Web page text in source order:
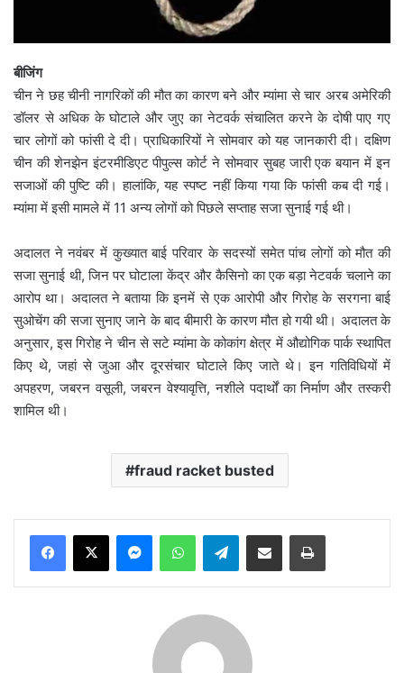
बीजिंग
चीन ने छह चीनी नागरिकों की मौत का कारण बने और म्यांमा से चार अरब अमेरिकी
डॉलर से अधिक के घोटाले और जुए का नेटवर्क संचालित करने के दोषी पाए गए
चार लोगों को फांसी दे दी। प्राधिकारियों ने सोमवार को यह जानकारी दी। दक्षिण
चीन की शेनझेन इंटरमीडिएट पीपुल्स कोर्ट ने सोमवार सुबह जारी एक बयान में इन
सजाओं की पुष्टि की। हालांकि, यह स्पष्ट नहीं किया गया कि फांसी कब दी गई।
म्यांमा में इसी मामले में 11 अन्य लोगों को पिछले सप्ताह सजा सुनाई गई थी।
अदालत ने नवंबर में कुख्यात बाई परिवार के सदस्यों समेत पांच लोगों को मौत की
सजा सुनाई थी, जिन पर घोटाला केंद्र और कैसिनो का एक बड़ा नेटवर्क चलाने का
आरोप था। अदालत ने बताया कि इनमें से एक आरोपी और गिरोह के सरगना बाई
सुओचेंग की सजा सुनाए जाने के बाद बीमारी के कारण मौत हो गयी थी। अदालत के
अनुसार, इस गिरोह ने चीन से सटे म्यांमा के कोकांग क्षेत्र में औद्योगिक पार्क स्थापित
किए थे, जहां से जुआ और दूरसंचार घोटाले किए जाते थे। इन गतिविधियों में
अपहरण, जबरन वसूली, जबरन वेश्यावृत्ति, नशीले पदार्थों का निर्माण और तस्करी
शामिल थी।
fraud racket busted
MessengerWhatsAppTelegramShare via Email Print